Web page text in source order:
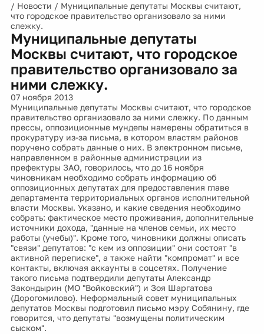
/ Новости / Муниципальные депутаты Москвы считают,
что городское правительство организовало за ними
слежку.
Муниципальные депутаты
Москвы считают, что городское
правительство организовало за
ними слежку.
07 ноября 2013
Муниципальные депутаты Москвы считают, что городское
правительство организовало за ними слежку. По данным
прессы, оппозиционные мундепы намерены обратиться в
прокуратуру из-за письма, в котором властям районов
поручено собрать данные о них. В электронном письме,
направленном в районные администрации из
префектуры ЗАО, говорилось, что до 16 ноября
чиновникам необходимо собрать информацию об
оппозиционных депутатах для предоставления главе
департамента территориальных органов исполнительной
власти Москвы. Указано, и какие сведения необходимо
собрать: фактическое место проживания, дополнительные
источники дохода, "данные на членов семьи, их место
работы (учебы)". Кроме того, чиновники должны описать
"связи" депутатов: "с кем из оппозиции" они состоят "в
активной переписке", а также найти "компромат" и все
контакты, включая аккаунты в соцсетях. Получение
такого письма подтвердили депутаты Александр
Закондырин (МО "Войковский") и Зоя Шаргатова
(Дорогомилово). Неформальный совет муниципальных
депутатов Москвы подготовил письмо мэру Собянину, где
говорится, что депутаты "возмущены политическим
сыском".